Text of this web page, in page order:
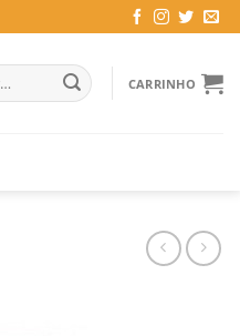
CARRINHO